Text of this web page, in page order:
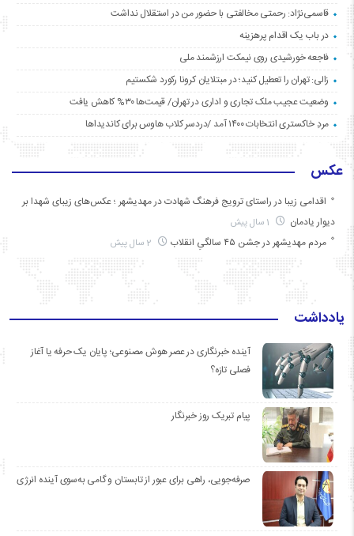
قاسمی‌نژاد: رحمتی مخالفتی با حضور من در استقلال نداشت
در باب یک اقدام پرهزینه
فاجعه خورشیدی روی نیمکت ارزشمند ملی
زالی: تهران را تعطیل کنید؛ در مبتلایان کرونا رکورد شکستیم
وضعیت عجیب ملک تجاری و اداری در تهران/ قیمت‌ها ۳۰% کاهش یافت
مردِ خاکستری انتخابات ۱۴۰۰ آمد /دردسر کلاب هاوس برای کاندیداها
عکس
اقدامی زیبا در راستای ترویج فرهنگ شهادت در مهدیشهر ؛ عکس‌های زیبای شهدا بر
دیوار یادمان
مردم مهدیشهر در جشن ۴۵ سالگیِ انقلاب
یادداشت
آینده خبرنگاری در عصر هوش مصنوعی؛ پایان یک حرفه یا آغاز
فصلی تازه؟
پیام تبریک روز خبرنگار
صرفه‌جویی، راهی برای عبور از تابستان و گامی به‌سوی آینده انرژی